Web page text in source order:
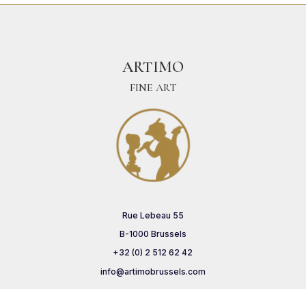
ARTIMO
FINE ART
Rue Lebeau 55
B-1000 Brussels
+32 (0) 2 512 62 42
info@artimobrussels.com